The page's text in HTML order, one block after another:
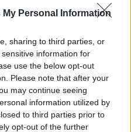
My Personal Information
sharing to third parties, or
information for
use the below opt-out
Please note that after your
may continue seeing
information utilized by
to third parties prior to
opt-out of the further